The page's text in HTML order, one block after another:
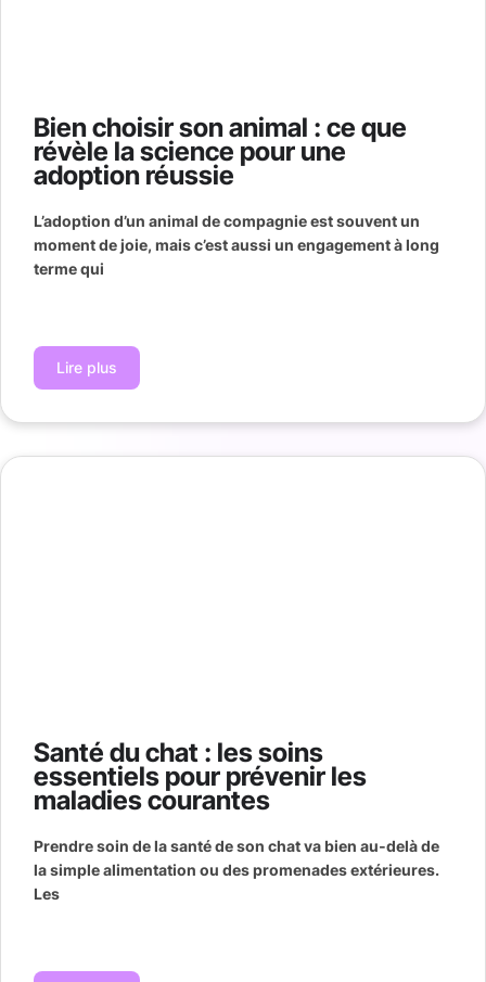
Bien choisir son animal : ce que
révèle la science pour une
adoption réussie
L’adoption d’un animal de compagnie est souvent un
moment de joie, mais c’est aussi un engagement à long
terme qui
Lire plus
Santé du chat : les soins
essentiels pour prévenir les
maladies courantes
Prendre soin de la santé de son chat va bien au‑delà de
la simple alimentation ou des promenades extérieures.
Les